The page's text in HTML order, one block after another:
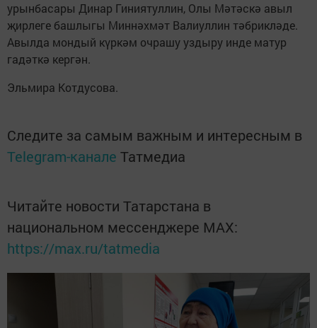
урынбасары Динар Гиниятуллин, Олы Мәтәскә авыл
җирлеге башлыгы Миннәхмәт Валиуллин тәбрикләде.
Авылда мондый күркәм очрашу уздыру инде матур
гадәткә кергән.
Эльмира Котдусова.
Следите за самым важным и интересным в
Telegram-канале Татмедиа
Читайте новости Татарстана в
национальном мессенджере MАХ:
https://max.ru/tatmedia